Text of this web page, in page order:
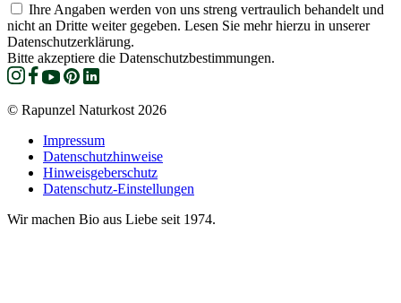
Ihre Angaben werden von uns streng vertraulich behandelt und
nicht an Dritte weiter gegeben. Lesen Sie mehr hierzu in unserer
Datenschutzerklärung.
Bitte akzeptiere die Datenschutzbestimmungen.
© Rapunzel Naturkost 2026
Impressum
Datenschutzhinweise
Hinweisgeberschutz
Datenschutz-Einstellungen
Wir machen Bio aus Liebe seit 1974.